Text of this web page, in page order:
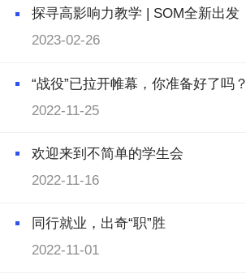
探寻高影响力教学 | SOM全新出发
2023-02-26
“战役”已拉开帷幕，你准备好了吗？
2022-11-25
欢迎来到不简单的学生会
2022-11-16
同行就业，出奇“职”胜
2022-11-01